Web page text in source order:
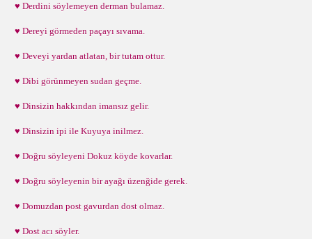
♥ Derdini söylemeyen derman bulamaz.
♥ Dereyi görmeden paçayı sıvama.
♥ Deveyi yardan atlatan, bir tutam ottur.
♥ Dibi görünmeyen sudan geçme.
♥ Dinsizin hakkından imansız gelir.
♥ Dinsizin ipi ile Kuyuya inilmez.
♥ Doğru söyleyeni Dokuz köyde kovarlar.
♥ Doğru söyleyenin bir ayağı üzenğide gerek.
♥ Domuzdan post gavurdan dost olmaz.
♥ Dost acı söyler.